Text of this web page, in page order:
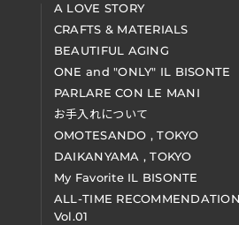
A LOVE STORY
CRAFTS & MATERIALS
BEAUTIFUL AGING
ONE and "ONLY" IL BISONTE
PARLARE CON LE MANI
お手入れについて
OMOTESANDO , TOKYO
DAIKANYAMA , TOKYO
My Favorite IL BISONTE
ALL-TIME
Vol.01